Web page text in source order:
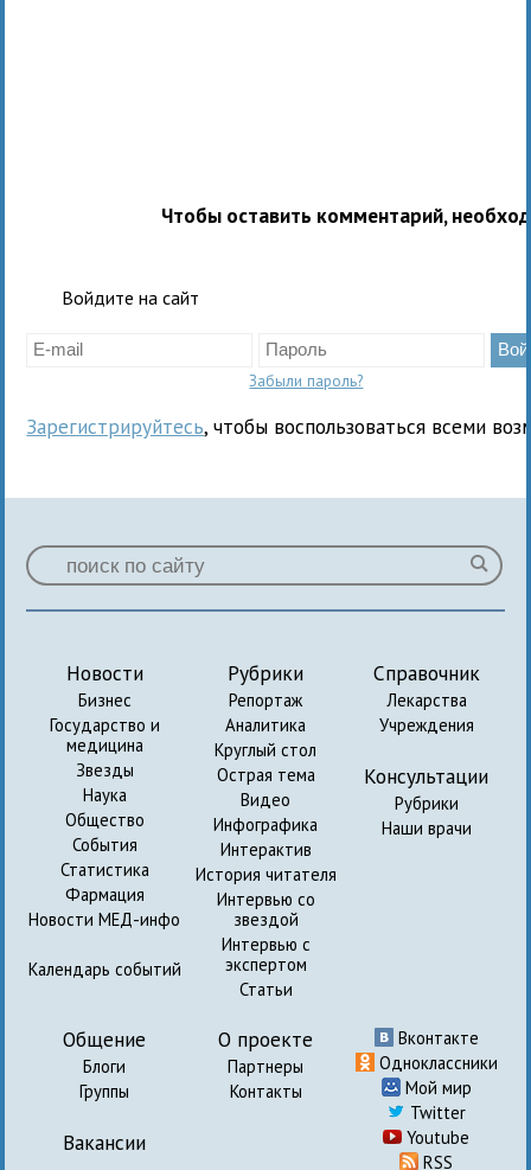
Чтобы оставить комментарий,
Войдите на сайт
Забыли пароль?
Зарегистрируйтесь, чтобы воспользоваться всеми
Новости
Бизнес
Государство и
медицина
Звезды
Наука
Общество
События
Статистика
Фармация
Новости МЕД-инфо
Календарь событий
Рубрики
Репортаж
Аналитика
Круглый стол
Острая тема
Видео
Инфографика
Интерактив
История читателя
Интервью со
звездой
Интервью с
экспертом
Статьи
Справочник
Лекарства
Учреждения
Консультации
Рубрики
Наши врачи
Общение
Блоги
Группы
Вакансии
О проекте
Партнеры
Контакты
Вконтакте
Одноклассники
Мой мир
Twitter
Youtube
RSS